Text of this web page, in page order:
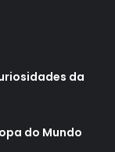
da
do Mundo